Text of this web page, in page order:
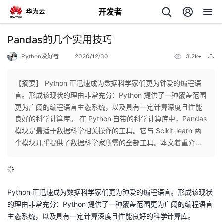
开发者
返
个
人
主
页
我
的
开
发
我
的
开
我
的
我
Pandas的几个实用技巧
Python爱好者 2020/12/30 3.2k+
【摘要】 Python 正迅速成为数据科学家们更为钟爱的编程语
言。形成该现状的理由非常充分：Python 提供了一种覆盖范围
更为广阔的编程语言生态系统，以及具有一定计算深度且性能
良好的科学计算库。 在 Python 自带的科学计算库中，Pandas
模块是最适于数据科学相关操作的工具。它与 Scikit-learn 两
个模块几乎提供了数据科学家所需的全部工具。本文着重介...
Python 正迅速成为数据科学家们更为钟爱的编程语言。形成该现状
的理由非常充分：Python 提供了一种覆盖范围更为广阔的编程语言
生态系统，以及具有一定计算深度且性能良好的科学计算库。